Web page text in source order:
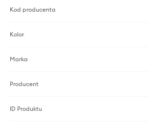
Kod producenta
Kolor
Marka
Producent
ID Produktu